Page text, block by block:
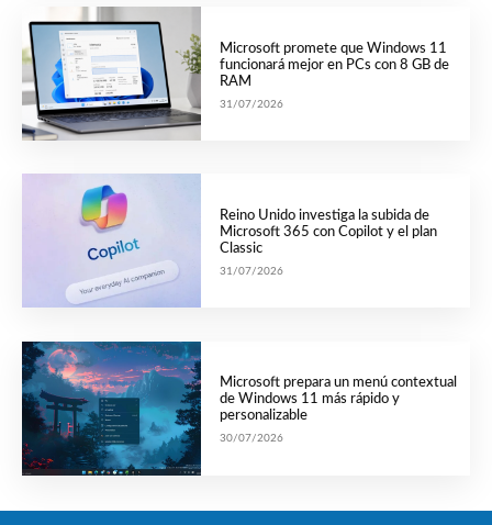
Microsoft promete que Windows 11
funcionará mejor en PCs con 8 GB de
RAM
31/07/2026
Reino Unido investiga la subida de
Microsoft 365 con Copilot y el plan
Classic
31/07/2026
Microsoft prepara un menú contextual
de Windows 11 más rápido y
personalizable
30/07/2026